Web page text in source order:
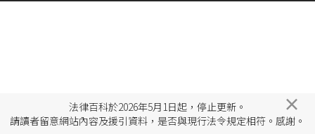
法律百科於2026年5月1日起，停止更新。
請讀者留意網站內容及援引資料，是否與現行法令規定相符。感謝。
×